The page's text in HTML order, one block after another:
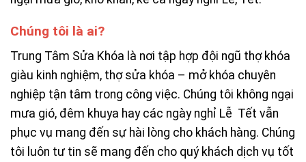
Chúng tôi là ai?
Trung Tâm Sửa Khóa là nơi tập hợp đội ngũ thợ khóa
giàu kinh nghiệm, thợ sửa khóa – mở khóa chuyên
nghiệp tận tâm trong công việc. Chúng tôi không ngại
mưa gió, đêm khuya hay các ngày nghỉ Lễ Tết vẫn
phục vụ mang đến sự hài lòng cho khách hàng. Chúng
tôi luôn tư tin sẽ mang đến cho quý khách dịch vụ tốt